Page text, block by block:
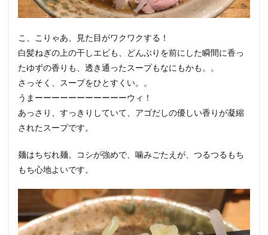
こ、こりゃあ、見た目がワクワクする！
白髪ねぎの上の干しエビも、どんぶりを前にした瞬間に香っ
たゆずの香りも、透き通ったスープもなにもかも。。
さっそく、スープをひとすくい。。
うまーーーーーーーーーーーウィ！
あっさり、すっきりしていて、アゴだしの優しい香りが凝縮
されたスープです。
麺はちぢれ麺。コシが強めで、噛みごたえが、つるつるもち
もち心地よいです。